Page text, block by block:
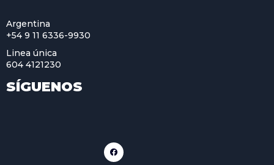
Argentina
+54 9 11 6336-9930
Linea única
604 4121230
SÍGUENOS